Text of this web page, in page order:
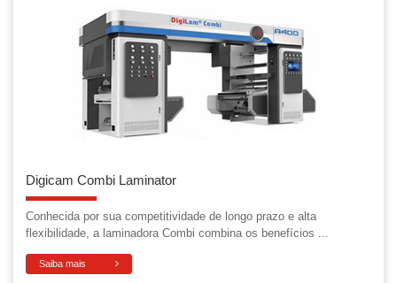
Digicam Combi Laminator
Conhecida por sua competitividade de longo prazo e alta
flexibilidade, a laminadora Combi combina os benefícios ...
Saiba mais